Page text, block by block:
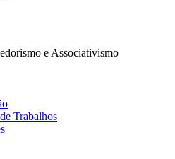
e Associativismo
Trabalhos